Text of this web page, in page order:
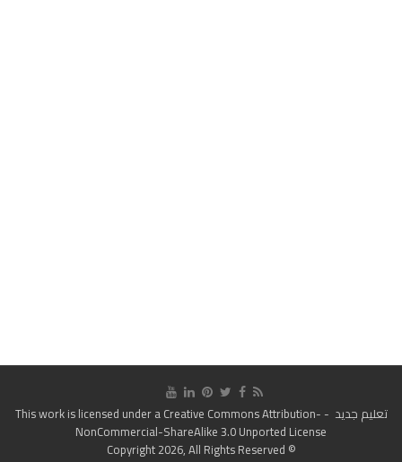
تعليم جديد - This work is licensed under a
Creative Commons Attribution-
NonCommercial-ShareAlike 3.0 Unported License
© Copyright 2026, All Rights Reserved